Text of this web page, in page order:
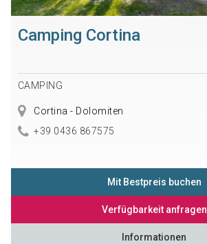
Camping Cortina
CAMPING
Cortina - Dolomiten
+39 0436 867575
Mit Bestpreis buchen
Verfügbarkeit anfragen
Informationen